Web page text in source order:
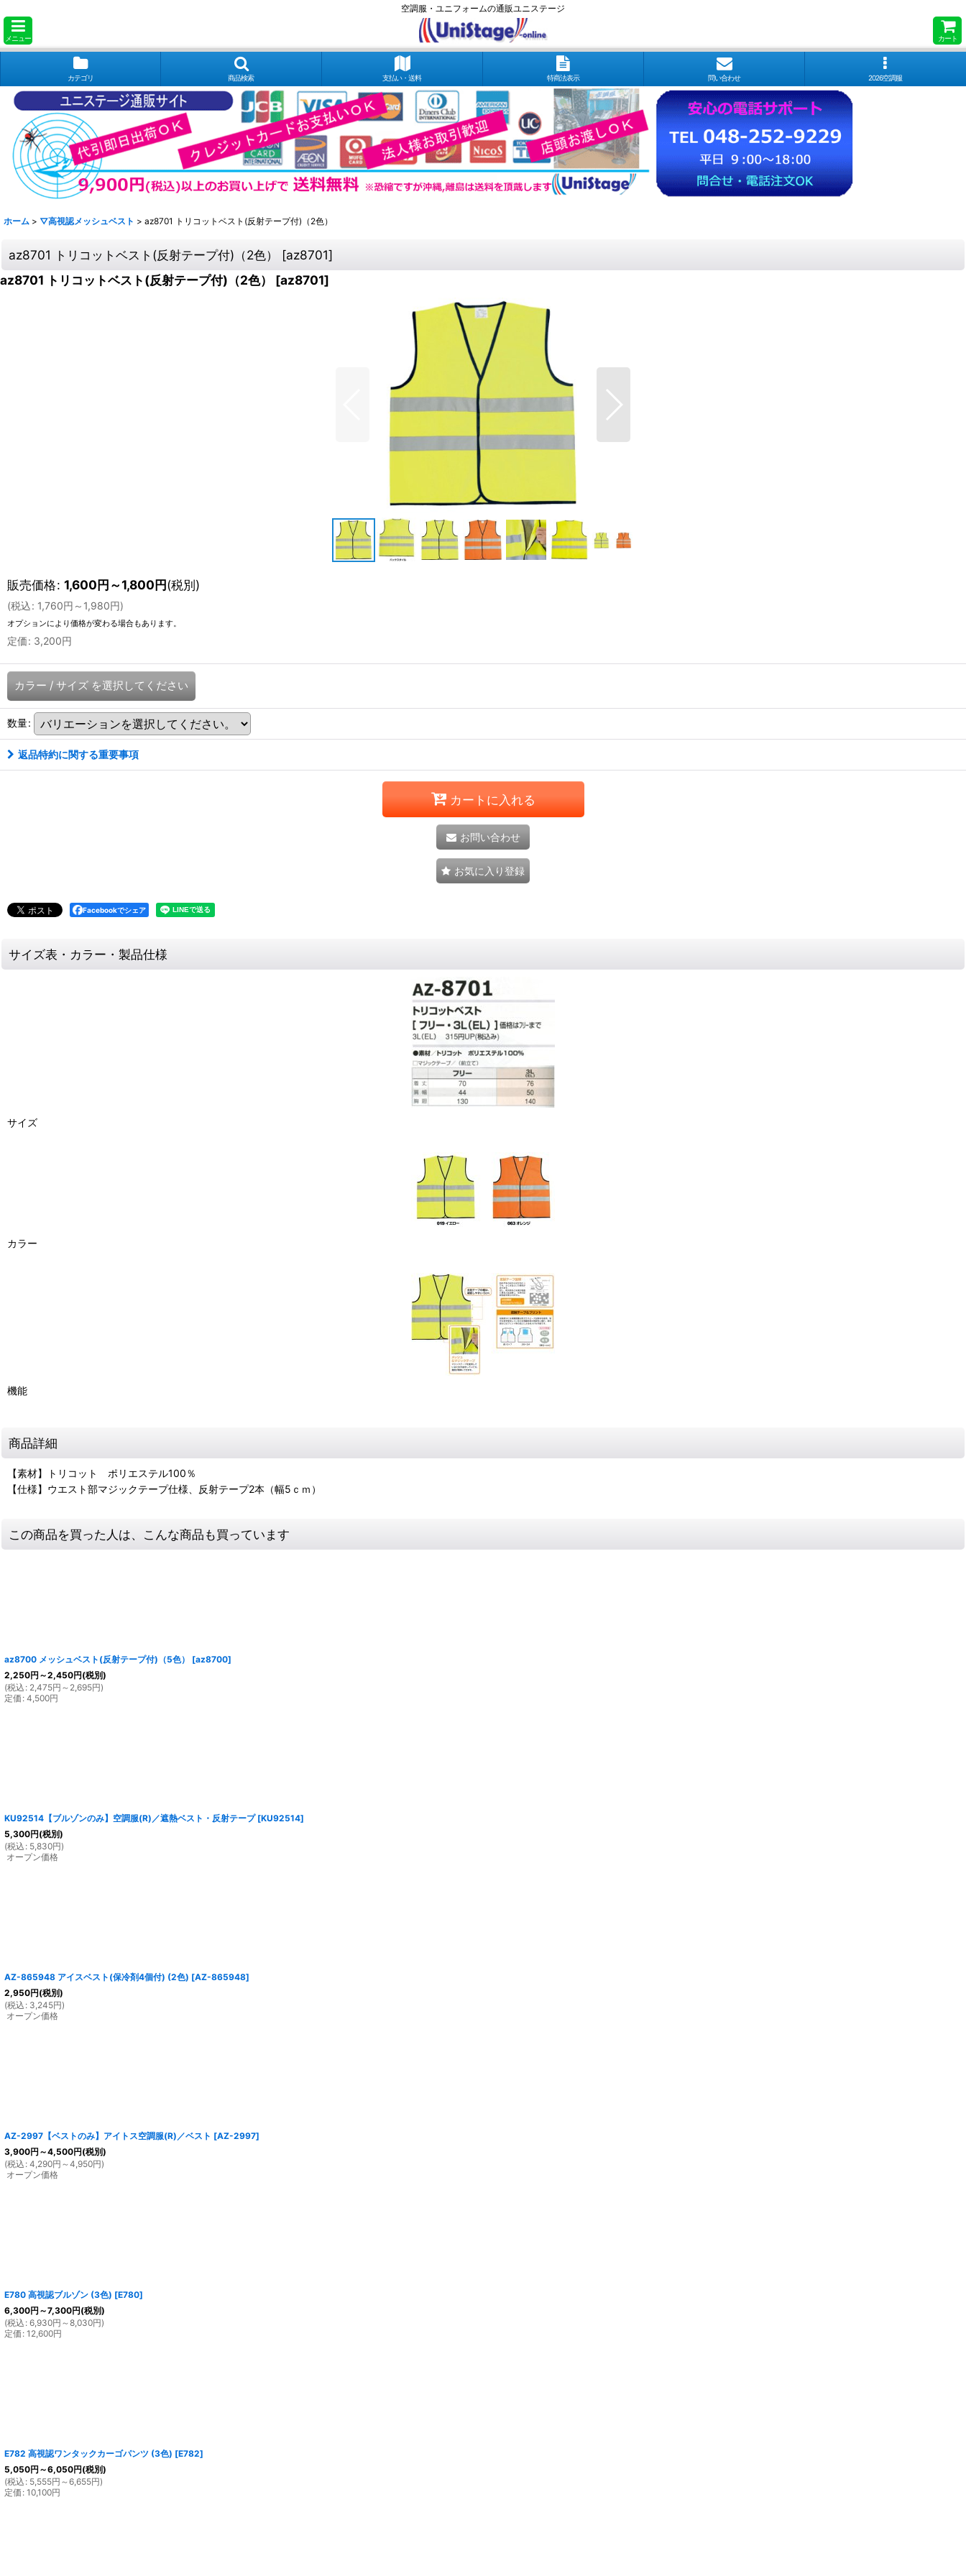
空調服・ユニフォームの通販ユニステージ
メニュー カート
カテゴリ 商品検索 支払い・送料 特商法表示 問い合わせ 2026空調服
ホーム > ▽高視認メッシュベスト > az8701 トリコットベスト(反射テープ付)（2色）
az8701 トリコットベスト(反射テープ付)（2色） [az8701]
az8701 トリコットベスト(反射テープ付)（2色）
[az8701]
販売価格: 1,600円～1,800円(税別)
(税込: 1,760円 ～1,980円)
オプションにより価格が変わる場合もあります。
定価: 3,200円
カラー / サイズ を選択してください
数量:
返品特約に関する重要事項
カートに入れる
お問い合わせ
お気に入り登録
Facebookでシェア
サイズ表・カラー・製品仕様
サイズ
カラー
機能
商品詳細
【素材】トリコット ポリエステル100％
【仕様】ウエスト部マジックテープ仕様、反射テープ2本（幅5ｃｍ）
この商品を買った人は、こんな商品も買っています
az8700 メッシュベスト(反射テープ付)（5色） [az8700]
2,250円 ～2,450円(税別)
(税込 : 2,475円 ～2,695円)
定価 : 4,500円
KU92514【ブルゾンのみ】空調服(R)／遮熱ベスト・反射テープ [KU92514]
5,300円(税別)
(税込 : 5,830円)
オープン価格
AZ-865948 アイスベスト(保冷剤4個付) (2色) [AZ-865948]
2,950円(税別)
(税込 : 3,245円)
オープン価格
AZ-2997【ベストのみ】アイトス空調服(R)／ベスト [AZ-2997]
3,900円 ～4,500円(税別)
(税込 : 4,290円 ～4,950円)
オープン価格
E780 高視認ブルゾン (3色) [E780]
6,300円 ～7,300円(税別)
(税込 : 6,930円 ～8,030円)
定価 : 12,600円
E782 高視認ワンタックカーゴパンツ (3色) [E782]
5,050円 ～6,050円(税別)
(税込 : 5,555円 ～6,655円)
定価 : 10,100円